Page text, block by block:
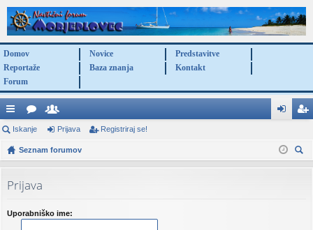
Domov Novice
Predstavitve
Reportaže
Baza znanja
Kontakt
Forum
itr
e
ve
za
or
u
po
ra av ist
Iskanje Prijava Registriraj se!
Seznam forumov
Prijava
Uporabniško ime: